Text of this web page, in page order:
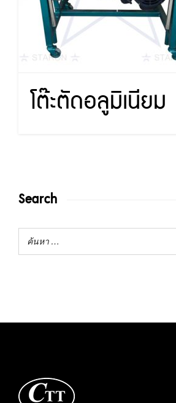
โต๊ะตัดอลูมิเนียม
Search